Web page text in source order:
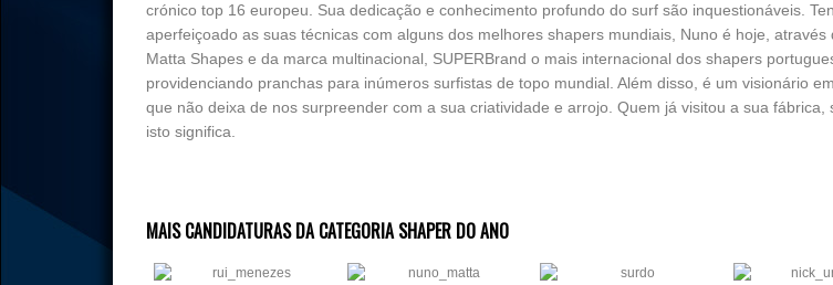
crónico top 16 europeu. Sua dedicação e conhecimento profundo do surf são inquestionáveis.
aperfeiçoado as suas técnicas com alguns dos melhores shapers mundiais, Nuno é hoje, através
Matta Shapes e da marca multinacional, SUPERBrand o mais internacional dos shapers
providenciando pranchas para inúmeros surfistas de topo mundial. Além disso, é um visionário
que não deixa de nos surpreender com a sua criatividade e arrojo. Quem já visitou a sua fábrica,
isto significa.
MAIS CANDIDATURAS DA CATEGORIA SHAPER DO ANO